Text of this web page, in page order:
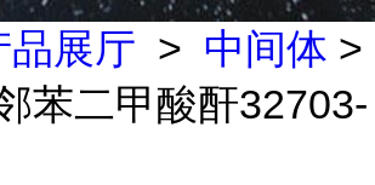
品展厅 > 中间体 >
苯二甲酸酐32703-